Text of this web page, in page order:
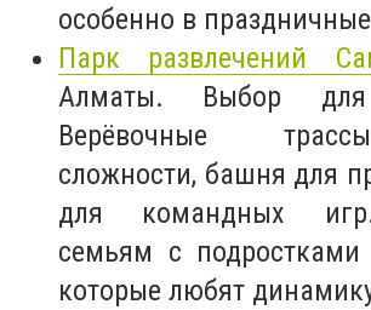
особенно в
Парк развлечений
Алматы. Выбор для
Верёвочные
сложности, башня для
для командных
семьям с
которые любят